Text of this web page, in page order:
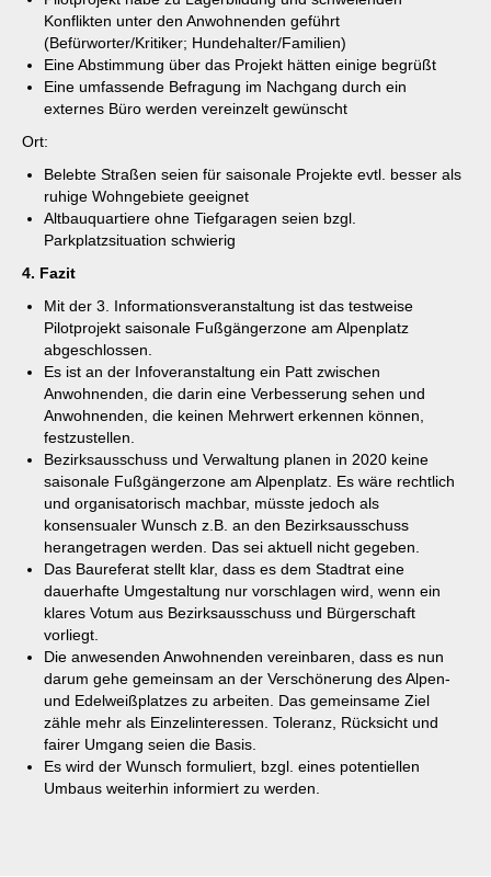
Konflikten unter den Anwohnenden geführt
(Befürworter/Kritiker; Hundehalter/Familien)
Eine Abstimmung über das Projekt hätten einige begrüßt
Eine umfassende Befragung im Nachgang durch ein
externes Büro werden vereinzelt gewünscht
Ort:
Belebte Straßen seien für saisonale Projekte evtl. besser als
ruhige Wohngebiete geeignet
Altbauquartiere ohne Tiefgaragen seien bzgl.
Parkplatzsituation schwierig
4. Fazit
Mit der 3. Informationsveranstaltung ist das testweise
Pilotprojekt saisonale Fußgängerzone am Alpenplatz
abgeschlossen.
Es ist an der Infoveranstaltung ein Patt zwischen
Anwohnenden, die darin eine Verbesserung sehen und
Anwohnenden, die keinen Mehrwert erkennen können,
festzustellen.
Bezirksausschuss und Verwaltung planen in 2020 keine
saisonale Fußgängerzone am Alpenplatz. Es wäre rechtlich
und organisatorisch machbar, müsste jedoch als
konsensualer Wunsch z.B. an den Bezirksausschuss
herangetragen werden. Das sei aktuell nicht gegeben.
Das Baureferat stellt klar, dass es dem Stadtrat eine
dauerhafte Umgestaltung nur vorschlagen wird, wenn ein
klares Votum aus Bezirksausschuss und Bürgerschaft
vorliegt.
Die anwesenden Anwohnenden vereinbaren, dass es nun
darum gehe gemeinsam an der Verschönerung des Alpen-
und Edelweißplatzes zu arbeiten. Das gemeinsame Ziel
zähle mehr als Einzelinteressen. Toleranz, Rücksicht und
fairer Umgang seien die Basis.
Es wird der Wunsch formuliert, bzgl. eines potentiellen
Umbaus weiterhin informiert zu werden.